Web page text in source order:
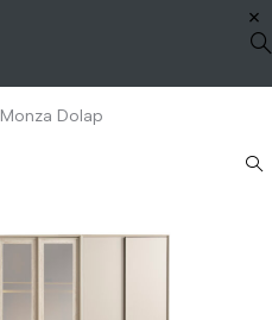
Monza Dolap